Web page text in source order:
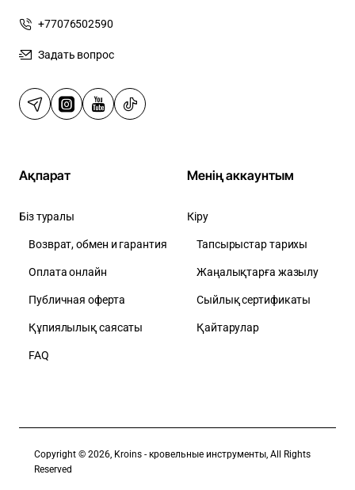
+77076502590
Задать вопрос
Ақпарат
Біз туралы
Возврат, обмен и гарантия
Оплата онлайн
Публичная оферта
Құпиялылық саясаты
FAQ
Менің аккаунтым
Кіру
Тапсырыстар тарихы
Жаңалықтарға жазылу
Сыйлық сертификаты
Қайтарулар
Copyright © 2026, Kroins - кровельные инструменты, All Rights
Reserved